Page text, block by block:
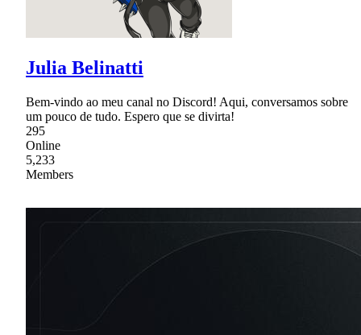
Julia Belinatti
Bem-vindo ao meu canal no Discord! Aqui, conversamos sobre
um pouco de tudo. Espero que se divirta!
295
Online
5,233
Members